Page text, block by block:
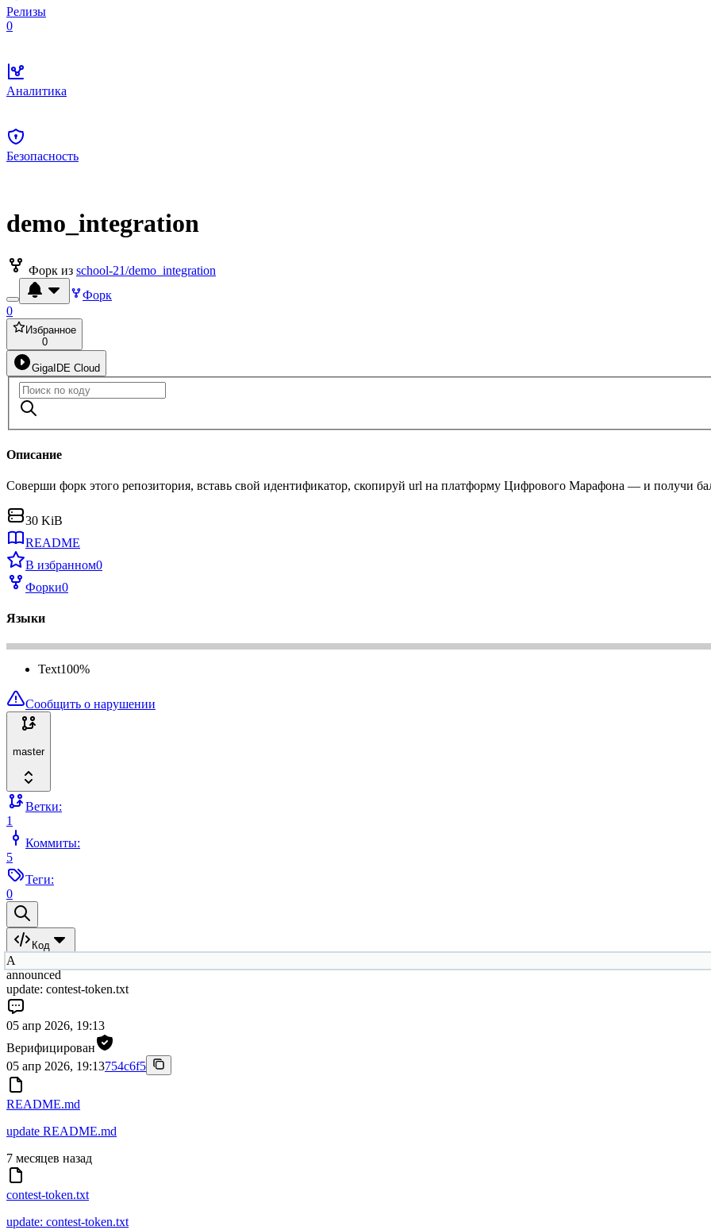
Релизы
0
Аналитика
Безопасность
demo_integration
Форк из school-21/demo_integration
Форк
0
Избранное
0
GigaIDE Cloud
Описание
Соверши форк этого репозитория, вставь свой идентификатор, скопируй url на платформу Цифрового Марафона — и получи
30 KiB
README
В избранном0
Форки0
Языки
Text100%
Сообщить о нарушении
master
Ветки:
1
Коммиты:
5
Теги:
0
Код
A
announced
update: contest-token.txt
05 апр 2026, 19:13
Верифицирован
05 апр 2026, 19:13754c6f5
README.md
update README.md
7 месяцев назад
contest-token.txt
update: contest-token.txt